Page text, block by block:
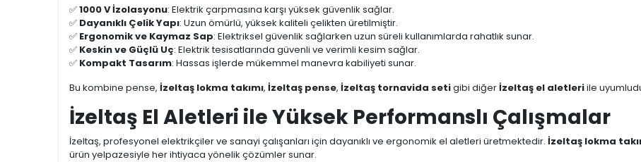
✅1000 V İzolasyonu: Elektrik çarpmasına karşı yüksek güvenlik sağlar.
✅ Dayanıklı Çelik Yapı: Uzun ömürlü, yüksek kaliteli çelikten üretilmiştir.
✅ Ergonomik ve Kaymaz Sap: Elektriksel güvenlik sağlarken uzun süreli kullanımlarda rahatlık sunar.
✅ Keskin ve Güçlü Uç: Elektrik tesisatlarında güvenli ve verimli kesim sağlar.
✅ Kompakt Tasarım: Hassas işlerde mükemmel manevra kabiliyeti sunar.
Bu kombine pense, İzeltaş lokma takımı, İzeltaş pense, İzeltaş tornavida setigibi diğerİzeltaş el aletleriile
İzeltaş El Aletleri ile Yüksek Performanslı Çalışmalar
İzeltaş, profesyonel elektrikçiler ve sanayi çalışanları için dayanıklı ve ergonomik el aletleri üretmektedir. İzeltaş lokma
ürün yelpazesiyle her ihtiyaca yönelik çözümler sunar.